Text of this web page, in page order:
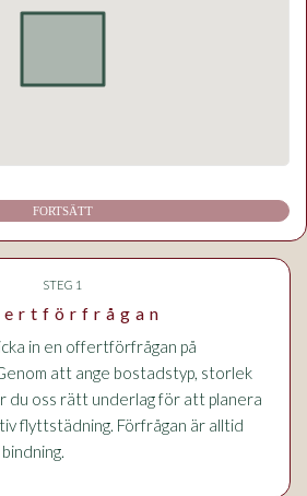
FORTSÄTT
STEG 1
in en offertförfrågan på
att ange bostadstyp, storlek
du oss rätt underlag för att planera
flyttstädning. Förfrågan är alltid